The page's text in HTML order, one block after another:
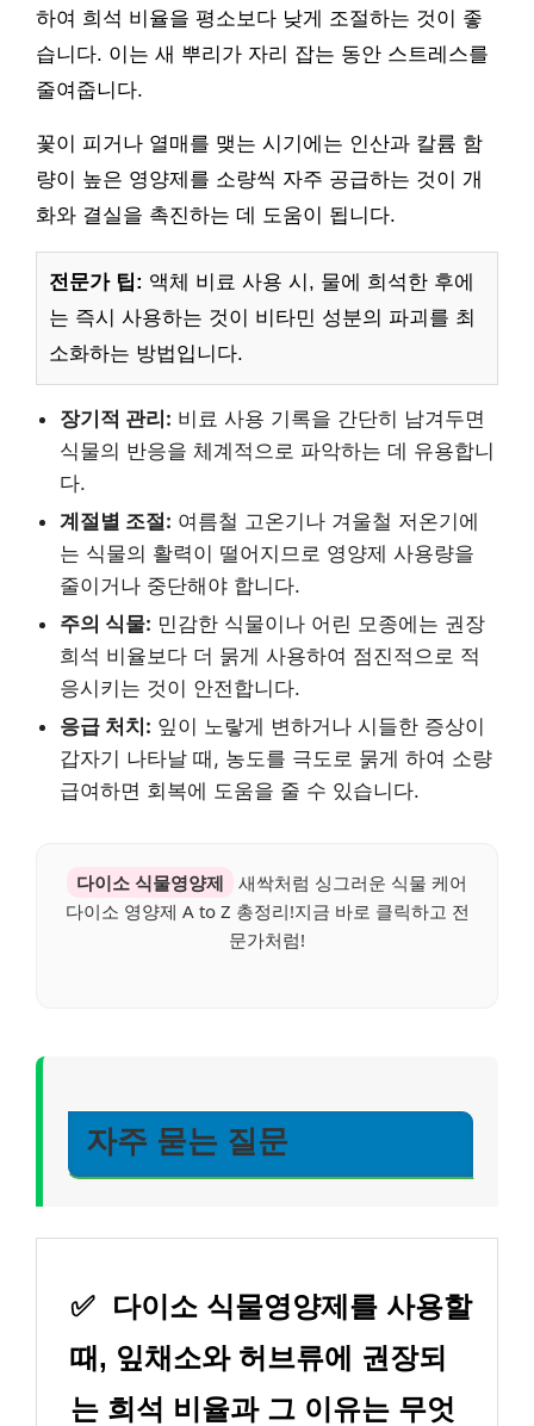
하여 희석 비율을 평소보다 낮게 조절하는 것이 좋
습니다. 이는 새 뿌리가 자리 잡는 동안 스트레스를
줄여줍니다.
꽃이 피거나 열매를 맺는 시기에는 인산과 칼륨 함
량이 높은 영양제를 소량씩 자주 공급하는 것이 개
화와 결실을 촉진하는 데 도움이 됩니다.
전문가 팁: 액체 비료 사용 시, 물에 희석한 후에
는 즉시 사용하는 것이 비타민 성분의 파괴를 최
소화하는 방법입니다.
장기적 관리: 비료 사용 기록을 간단히 남겨두면
식물의 반응을 체계적으로 파악하는 데 유용합니
다.
계절별 조절: 여름철 고온기나 겨울철 저온기에
는 식물의 활력이 떨어지므로 영양제 사용량을
줄이거나 중단해야 합니다.
주의 식물: 민감한 식물이나 어린 모종에는 권장
희석 비율보다 더 묽게 사용하여 점진적으로 적
응시키는 것이 안전합니다.
응급 처치: 잎이 노랗게 변하거나 시들한 증상이
갑자기 나타날 때, 농도를 극도로 묽게 하여 소량
급여하면 회복에 도움을 줄 수 있습니다.
다이소 식물영양제
새싹처럼 싱그러운 식물 케어
다이소 영양제 A to Z 총정리!지금 바로 클릭하고 전
문가처럼!
자주 묻는 질문
✅
다이소 식물영양제를 사용할
때, 잎채소와 허브류에 권장되
는 희석 비율과 그 이유는 무엇